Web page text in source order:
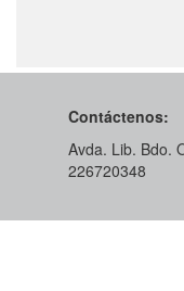
Contáctenos:
Avda. Lib. Bdo.
226720348